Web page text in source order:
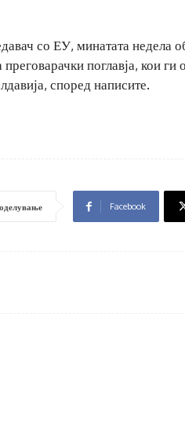
со ЕУ, минатата недела
поглавја, кои
според написите.
Facebook